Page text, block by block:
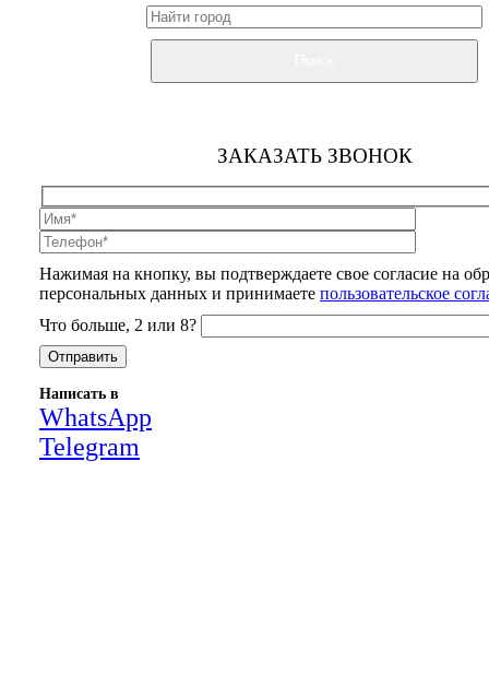
ЗАКАЗАТЬ ЗВОНОК
Нажимая на кнопку, вы подтверждаете свое согласие на
персональных данных и принимаете пользовательское
Что больше, 2 или 8?
Написать в
WhatsApp
Telegram